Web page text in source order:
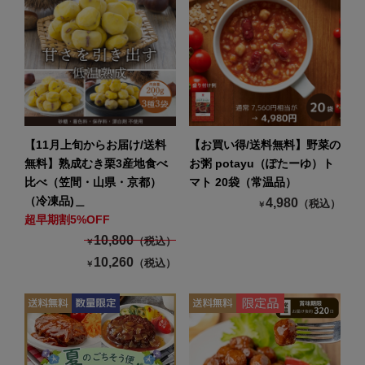
【11月上旬からお届け/送料
無料】熟成むき栗3産地食べ
比べ（笠間・山県・京都）
（冷凍品)＿
超早期割5%OFF
￥10,800（税込）
￥ 10,260 （税込）
【お買い得/送料無料】野菜の
お粥 potayu（ぽたーゆ）ト
マト 20袋（常温品）
￥4,980 （税込）